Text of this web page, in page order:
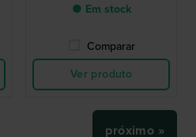
● Em stock
Comparar
Ver produto
próximo »